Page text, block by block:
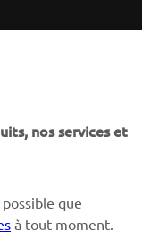
nos services et
que
à tout moment.